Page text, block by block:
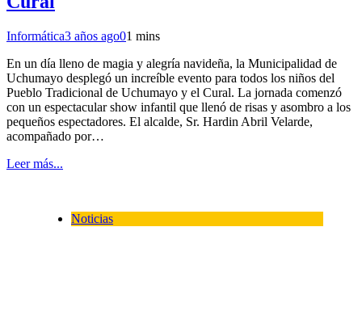
Informática3 años ago01 mins
En un día lleno de magia y alegría navideña, la Municipalidad de
Uchumayo desplegó un increíble evento para todos los niños del
Pueblo Tradicional de Uchumayo y el Cural. La jornada comenzó
con un espectacular show infantil que llenó de risas y asombro a los
pequeños espectadores. El alcalde, Sr. Hardin Abril Velarde,
acompañado por…
Leer más...
Noticias